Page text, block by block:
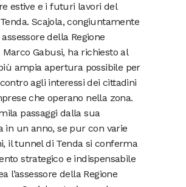
estive e i futuri lavori del
Scajola, congiuntamente
della Regione
Gabusi, ha richiesto al
ampia apertura possibile per
agli interessi dei cittadini
che operano nella zona.
passaggi dalla sua
in un anno, se pur con varie
il tunnel di Tenda si conferma
strategico e indispensabile
l’assessore della Regione